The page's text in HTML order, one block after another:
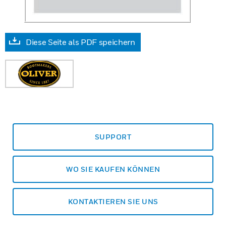
Diese Seite als PDF speichern
SUPPORT
WO SIE KAUFEN KÖNNEN
KONTAKTIEREN SIE UNS